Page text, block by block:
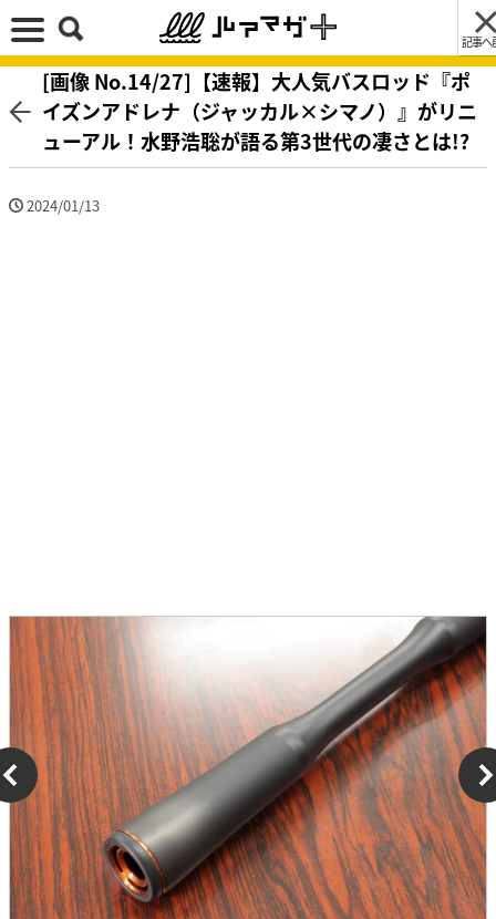
記事へ
[画像 No.14/27]【速報】大人気バスロッド『ポ
イズンアドレナ（ジャッカル×シマノ）』がリニ
ューアル！水野浩聡が語る第3世代の凄さとは!?
2024/01/13